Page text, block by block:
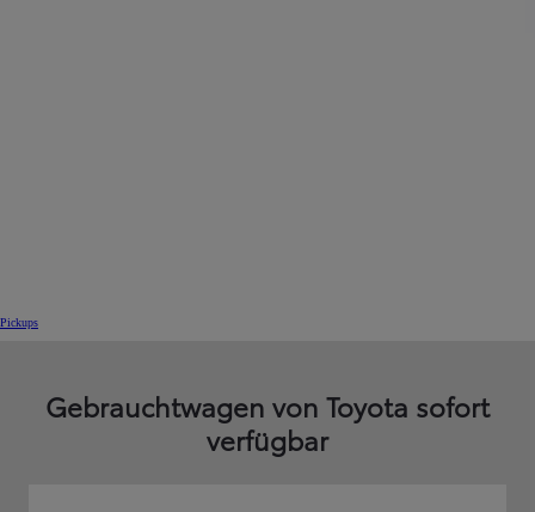
Pickups
Gebrauchtwagen von Toyota sofort
verfügbar